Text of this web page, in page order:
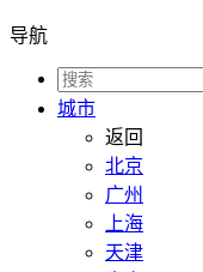
导航
城市
返回
北京
广州
上海
天津